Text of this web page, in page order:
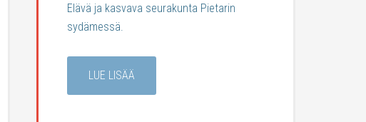
Elävä ja kasvava seurakunta Pietarin
sydämessä.
LUE LISÄÄ